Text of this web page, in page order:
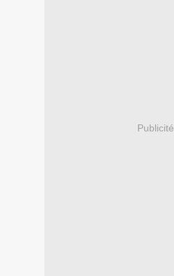
Publicité